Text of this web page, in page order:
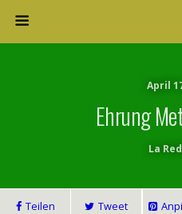
April
Ehrung
La
Teilen Tweet